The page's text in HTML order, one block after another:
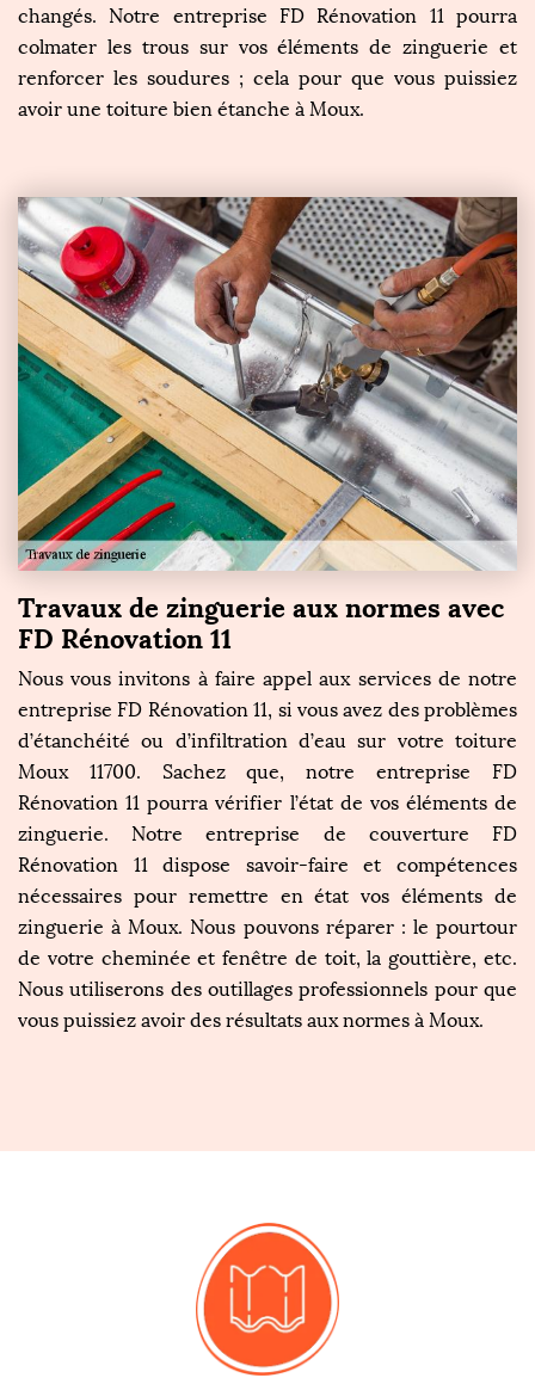
changés. Notre entreprise FD Rénovation 11 pourra
colmater les trous sur vos éléments de zinguerie et
renforcer les soudures ; cela pour que vous puissiez
avoir une toiture bien étanche à Moux.
Travaux de zinguerie aux normes avec
FD Rénovation 11
Nous vous invitons à faire appel aux services de notre
entreprise FD Rénovation 11, si vous avez des problèmes
d’étanchéité ou d’infiltration d’eau sur votre toiture
Moux 11700. Sachez que, notre entreprise FD
Rénovation 11 pourra vérifier l’état de vos éléments de
zinguerie. Notre entreprise de couverture FD
Rénovation 11 dispose savoir-faire et compétences
nécessaires pour remettre en état vos éléments de
zinguerie à Moux. Nous pouvons réparer : le pourtour
de votre cheminée et fenêtre de toit, la gouttière, etc.
Nous utiliserons des outillages professionnels pour que
vous puissiez avoir des résultats aux normes à Moux.